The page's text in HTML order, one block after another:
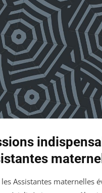
les Assistantes